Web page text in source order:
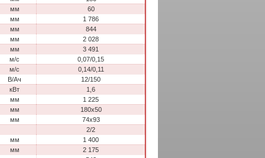
мм
60
мм
1 786
мм
844
мм
2 028
мм
3 491
м/с
0,07/0,15
м/с
0,14/0,11
В/Ач
12/150
кВт
1,6
мм
1 225
мм
180х50
мм
74х93
2/2
мм
1 400
мм
2 175